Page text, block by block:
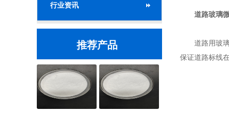
行业资讯
推荐产品
道路玻璃微
道路用玻璃
保证道路标线